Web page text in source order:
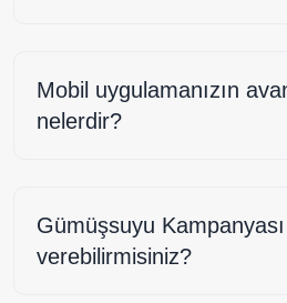
Mobil uygulamanızın
nelerdir?
Gümüşsuyu
verebilirmisiniz?